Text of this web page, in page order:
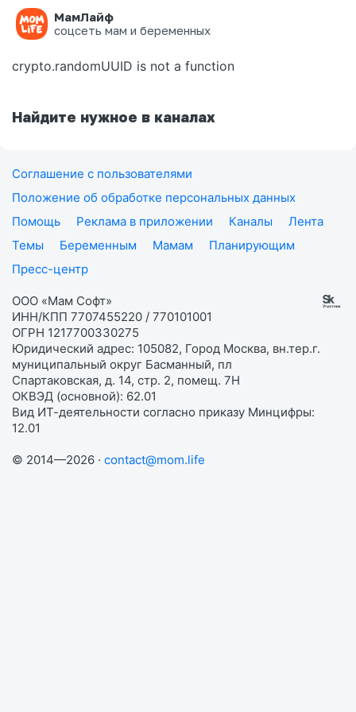
МамЛайф
соцсеть мам и беременных
Ошибка на странице
crypto.randomUUID is not a function
Найдите нужное в каналах
Соглашение с пользователями
Положение об обработке персональных данных
Помощь
Реклама в приложении Каналы
Лента
Темы
Беременным Мамам
Планирующим
Пресс-центр
ООО «Мам Софт»
ИНН/КПП 7707455220 / 770101001
ОГРН 1217700330275
Юридический адрес: 105082, Город Москва, вн.тер.г.
муниципальный округ Басманный, пл
Спартаковская, д. 14, стр. 2, помещ. 7Н
ОКВЭД (основной): 62.01
Вид ИТ-деятельности согласно приказу Минцифры:
12.01
© 2014—2026 · contact@mom.life